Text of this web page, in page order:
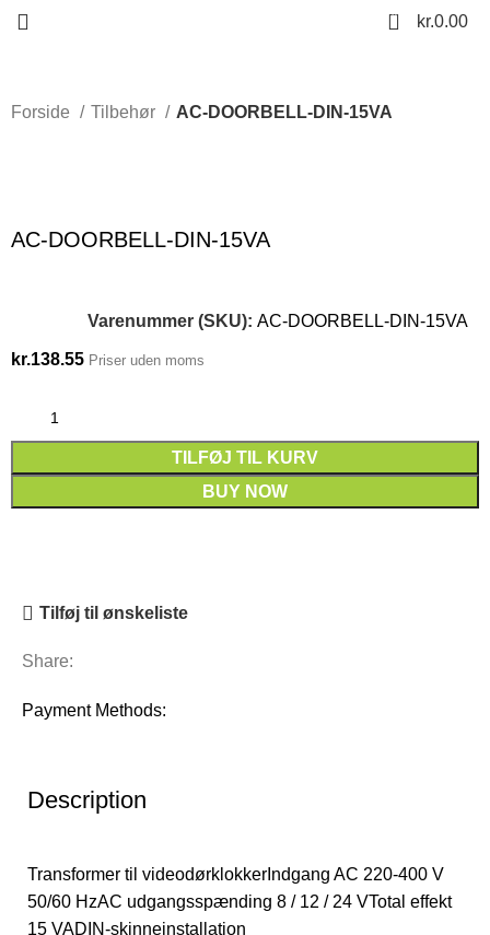
0 kr.0.00
Forside Tilbehør AC-DOORBELL-DIN-15VA
AC-DOORBELL-DIN-15VA
Varenummer (SKU): AC-DOORBELL-DIN-15VA
kr.138.55 Priser uden moms
TILFØJ TIL KURV
BUY NOW
Tilføj til ønskeliste
Share:
Payment Methods:
Description
Transformer til videodørklokkerIndgang AC 220-400 V
50/60 HzAC udgangsspænding 8 / 12 / 24 VTotal effekt
15 VADIN-skinneinstallation